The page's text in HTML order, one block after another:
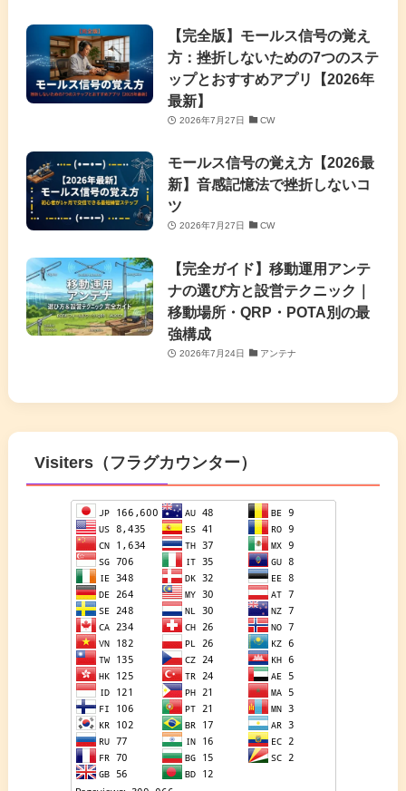
【完全版】モールス信号の覚え
方：挫折しないための7つのステ
ップとおすすめアプリ【2026年
最新】
2026年7月27日 CW
モールス信号の覚え方【2026最
新】音感記憶法で挫折しないコ
ツ
2026年7月27日 CW
【完全ガイド】移動運用アンテ
ナの選び方と設営テクニック｜
移動場所・QRP・POTA別の最
強構成
2026年7月24日 アンテナ
Visiters（フラグカウンター）